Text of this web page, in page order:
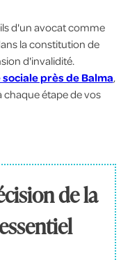
d'un avocat comme
la constitution de
d'invalidité.
près de Balma,
chaque étape de vos
de la